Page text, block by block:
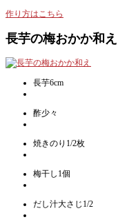
作り方はこちら
長芋の梅おかか和え
長芋6cm
酢少々
焼きのり1/2枚
梅干し1個
だし汁大さじ1/2